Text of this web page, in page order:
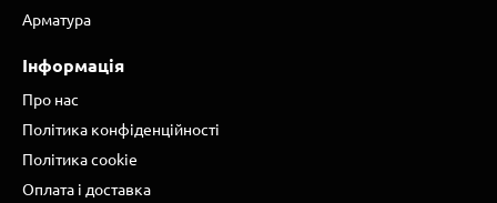
Арматура
Інформація
Про нас
Політика конфіденційності
Політика cookie
Оплата і доставка